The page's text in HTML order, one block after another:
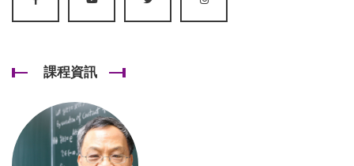
課程資訊